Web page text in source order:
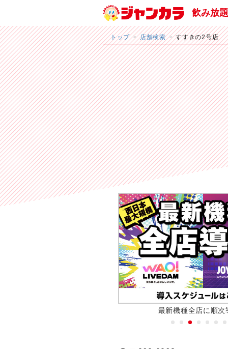
飲み放
トップ 店舗検索 すすきの2号店
最新機種全店に順次